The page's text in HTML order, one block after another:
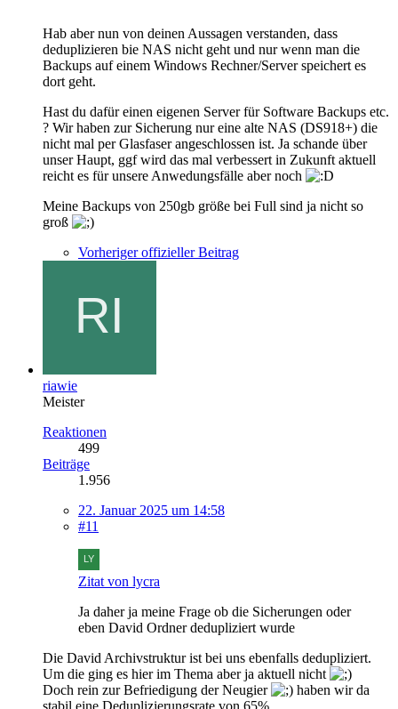
Hab aber nun von deinen Aussagen verstanden, dass
deduplizieren bie NAS nicht geht und nur wenn man die
Backups auf einem Windows Rechner/Server speichert es
dort geht.
Hast du dafür einen eigenen Server für Software Backups etc.
? Wir haben zur Sicherung nur eine alte NAS (DS918+) die
nicht mal per Glasfaser angeschlossen ist. Ja schande über
unser Haupt, ggf wird das mal verbessert in Zukunft aktuell
reicht es für unsere Anwedungsfälle aber noch
Meine Backups von 250gb größe bei Full sind ja nicht so
groß
Vorheriger offizieller Beitrag
riawie
Meister
Reaktionen
499
Beiträge
1.956
22. Januar 2025 um 14:58
#11
Zitat von lycra
Ja daher ja meine Frage ob die Sicherungen oder
eben David Ordner dedupliziert wurde
Die David Archivstruktur ist bei uns ebenfalls dedupliziert.
Um die ging es hier im Thema aber ja aktuell nicht
Doch rein zur Befriedigung der Neugier
haben wir da
stabil eine Deduplizierungsrate von 65%